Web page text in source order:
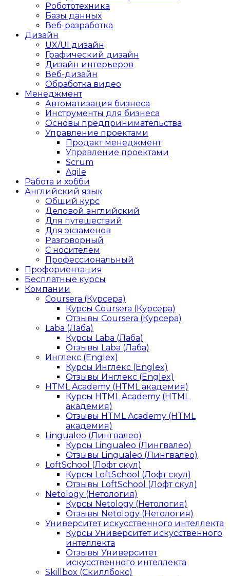
Робототехника
Базы данных
Веб-разработка
Дизайн
UX/UI дизайн
Графический дизайн
Дизайн интерьеров
Веб-дизайн
Обработка видео
Менеджмент
Автоматизация бизнеса
Инструменты для бизнеса
Основы предпринимательства
Управление проектами
Продакт менеджмент
Управление проектами
Scrum
Agile
Работа и хобби
Английский язык
Общий курс
Деловой английский
Для путешествий
Для экзаменов
Разговорный
С носителем
Профессиональный
Профориентация
Бесплатные курсы
Компании
Coursera (Курсера)
Курсы Coursera (Курсера)
Отзывы Coursera (Курсера)
Laba (Лаба)
Курсы Laba (Лаба)
Отзывы Laba (Лаба)
Инглекс (Englex)
Курсы Инглекс (Englex)
Отзывы Инглекс (Englex)
HTML Academy (HTML академия)
Курсы HTML Academy (HTML
академия)
Отзывы HTML Academy (HTML
академия)
Lingualeo (Лингвалео)
Курсы Lingualeo (Лингвалео)
Отзывы Lingualeo (Лингвалео)
LoftSchool (Лофт скул)
Курсы LoftSchool (Лофт скул)
Отзывы LoftSchool (Лофт скул)
Netology (Нетология)
Курсы Netology (Нетология)
Отзывы Netology (Нетология)
Университет искусственного интеллекта
Курсы Университет искусственного
интеллекта
Отзывы Университет
искусственного интеллекта
Skillbox (Скиллбокс)